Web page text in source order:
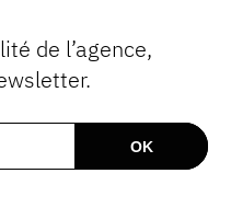
de l’agence,